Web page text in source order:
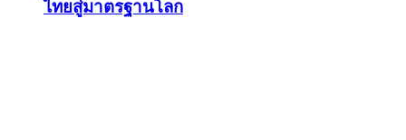
ไทยสู่มาตรฐานโลก